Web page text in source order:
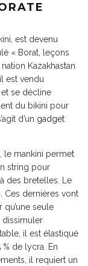
est devenu
« Borat, leçons
Kazakhastan
est vendu
se décline
du bikini pour
d’un gadget
le mankini permet
string pour
des bretelles. Le
Ces dernières vont
seule
dissimuler
il est élastiqué
de lycra. En
il requiert un